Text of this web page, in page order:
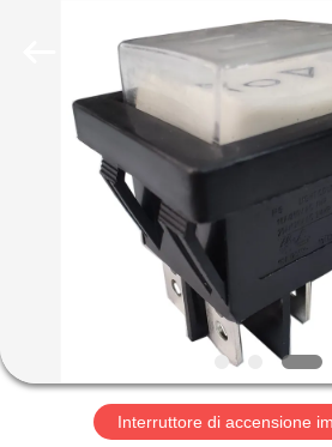
CASA
PRODOTTI
MOSTRA
VR
Interruttore di accensione